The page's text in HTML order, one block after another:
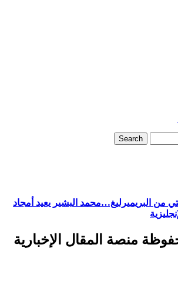
Search
من البريميرليغ…محمد البشير يعيد أمجاد
منصة المقال الإخبارية